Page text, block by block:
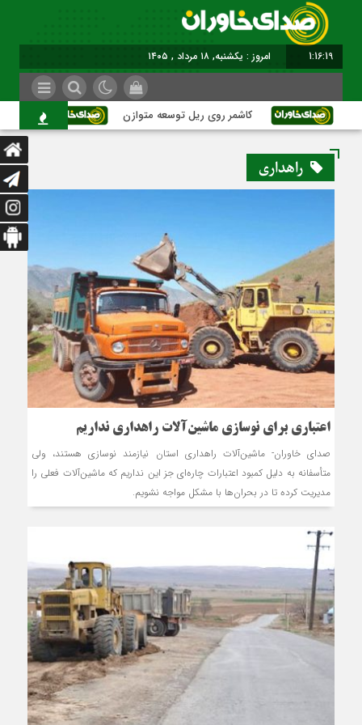
1:16:20 امروز : یکشنبه, ۱۸ مرداد , ۱۴۰۵
کاشمر روی ریل توسعه متوازن کاشمر؛
راهداری
اعتباری برای نوسازی ماشین‌آلات راهداری نداریم
صدای خاوران- ماشین‌آلات راهداری استان نیازمند نوسازی هستند، ولی
متأسفانه به دلیل کمبود اعتبارات چاره‌ای جز این نداریم که ماشین‌آلات فعلی را
مدیریت کرده تا در بحران‌ها با مشکل مواجه نشویم.